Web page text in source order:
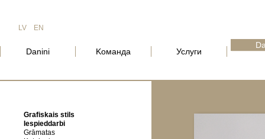
LV EN
Danini Kоманда Услуги
Grafiskais stils
Iespieddarbi
Grāmatas